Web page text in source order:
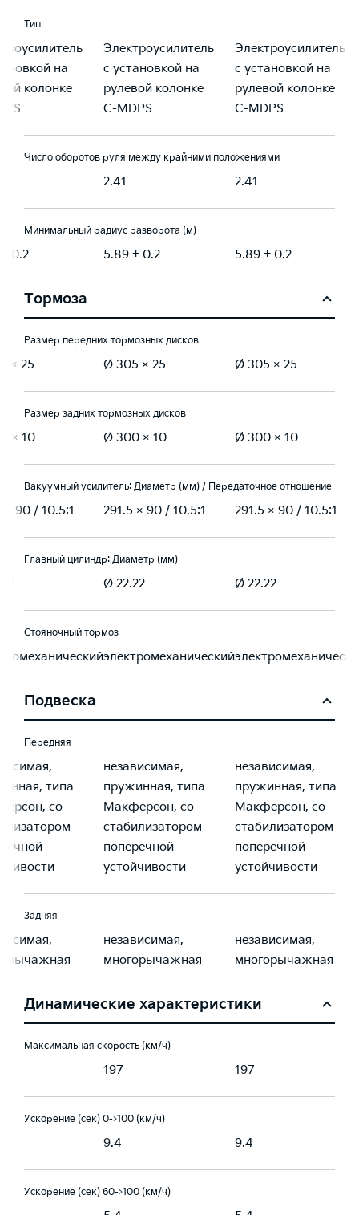
Тип
на
колонке
Электроусилитель
с установкой на
рулевой колонке
С-MDPS
Электроусилитель
с установкой на
рулевой колонке
С-MDPS
Число оборотов руля между крайними положениями
2.41 2.41
Минимальный радиус разворота (м)
0.2 5.89 ± 0.2 5.89 ± 0.2
Тормоза
Размер передних тормозных дисков
× 25 Ø 305 × 25 Ø 305 × 25
Размер задних тормозных дисков
× 10 Ø 300 × 10 Ø 300 × 10
Вакуумный усилитель: Диаметр (мм) / Передаточное отношение
× 90 / 10.5:1 291.5 × 90 / 10.5:1 291.5 × 90 / 10.5:1
Главный цилиндр: Диаметр (мм)
Ø 22.22 Ø 22.22
Стояночный тормоз
электромеханический
Подвеска
Передняя
типа
со
независимая,
пружинная, типа
Макферсон, со
стабилизатором
поперечной
устойчивости
независимая,
пружинная, типа
Макферсон, со
стабилизатором
поперечной
устойчивости
Задняя
независимая,
многорычажная
независимая,
многорычажная
Динамические характеристики
Максимальная скорость (км/ч)
197 197
Ускорение (сек) 0->100 (км/ч)
9.4 9.4
Ускорение (сек) 60->100 (км/ч)